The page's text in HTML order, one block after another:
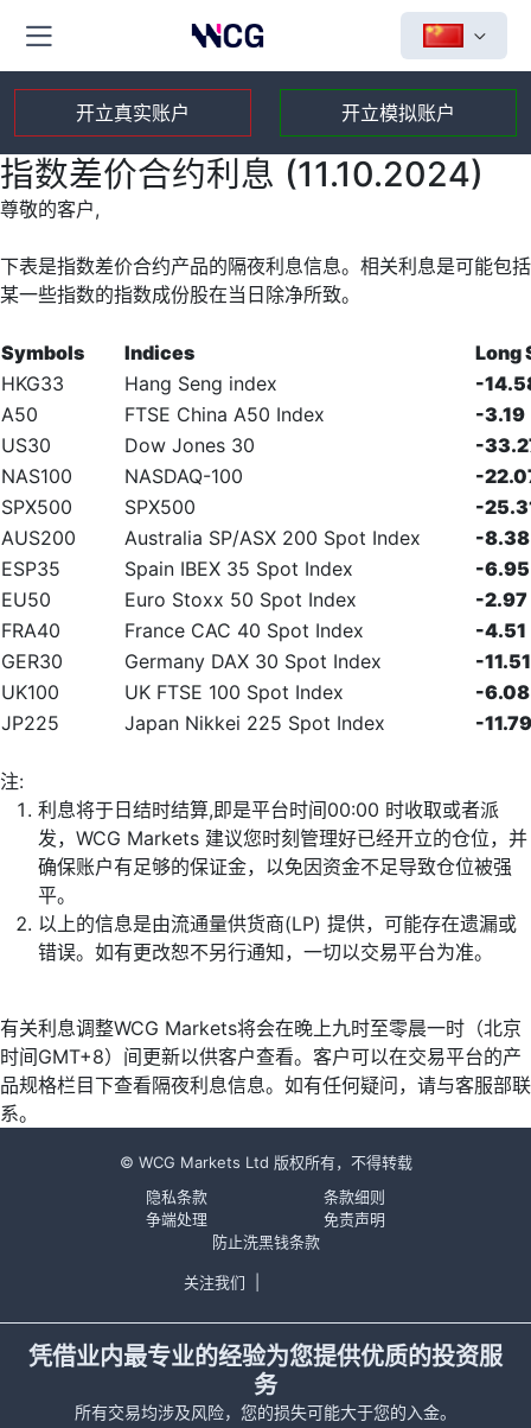
开立真实账户 开立模拟账户
指数差价合约利息 (11.10.2024)
尊敬的客户,
下表是指数差价合约产品的隔夜利息信息。相关利息是可能包括
某一些指数的指数成份股在当日除净所致。
Symbols Indices
Long
HKG33
Hang Seng index
-
A50
FTSE China A50 Index
-3.19
US30
Dow Jones 30
-
NAS100
NASDAQ-100
-
SPX500
SPX500
-
AUS200
Australia SP/ASX 200 Spot Index
-8.38
ESP35
Spain IBEX 35 Spot Index
-6.95
EU50
Euro Stoxx 50 Spot Index
-2.97
FRA40
France CAC 40 Spot Index
-4.51
GER30
Germany DAX 30 Spot Index
-11.51
UK100
UK FTSE 100 Spot Index
-6.08
JP225
Japan Nikkei 225 Spot Index -11.79
注:
利息将于日结时结算,即是平台时间00:00 时收取或者派
发，WCG Markets 建议您时刻管理好已经开立的仓位，并
确保账户有足够的保证金，以免因资金不足导致仓位被强
平。
以上的信息是由流通量供货商(LP) 提供，可能存在遗漏或
错误。如有更改恕不另行通知，一切以交易平台为准。
有关利息调整WCG Markets将会在晚上九时至零晨一时（北京
时间GMT+8）间更新以供客户查看。客户可以在交易平台的产
品规格栏目下查看隔夜利息信息。如有任何疑问，请与客服部联
系。
© WCG Markets Ltd 版权所有，不得转载
隐私条款
条款细则
争端处理
免责声明
防止洗黑钱条款
关注我们
凭借业内最专业的经验为您提供优质的投资服
务
所有交易均涉及风险，您的损失可能大于您的入金。